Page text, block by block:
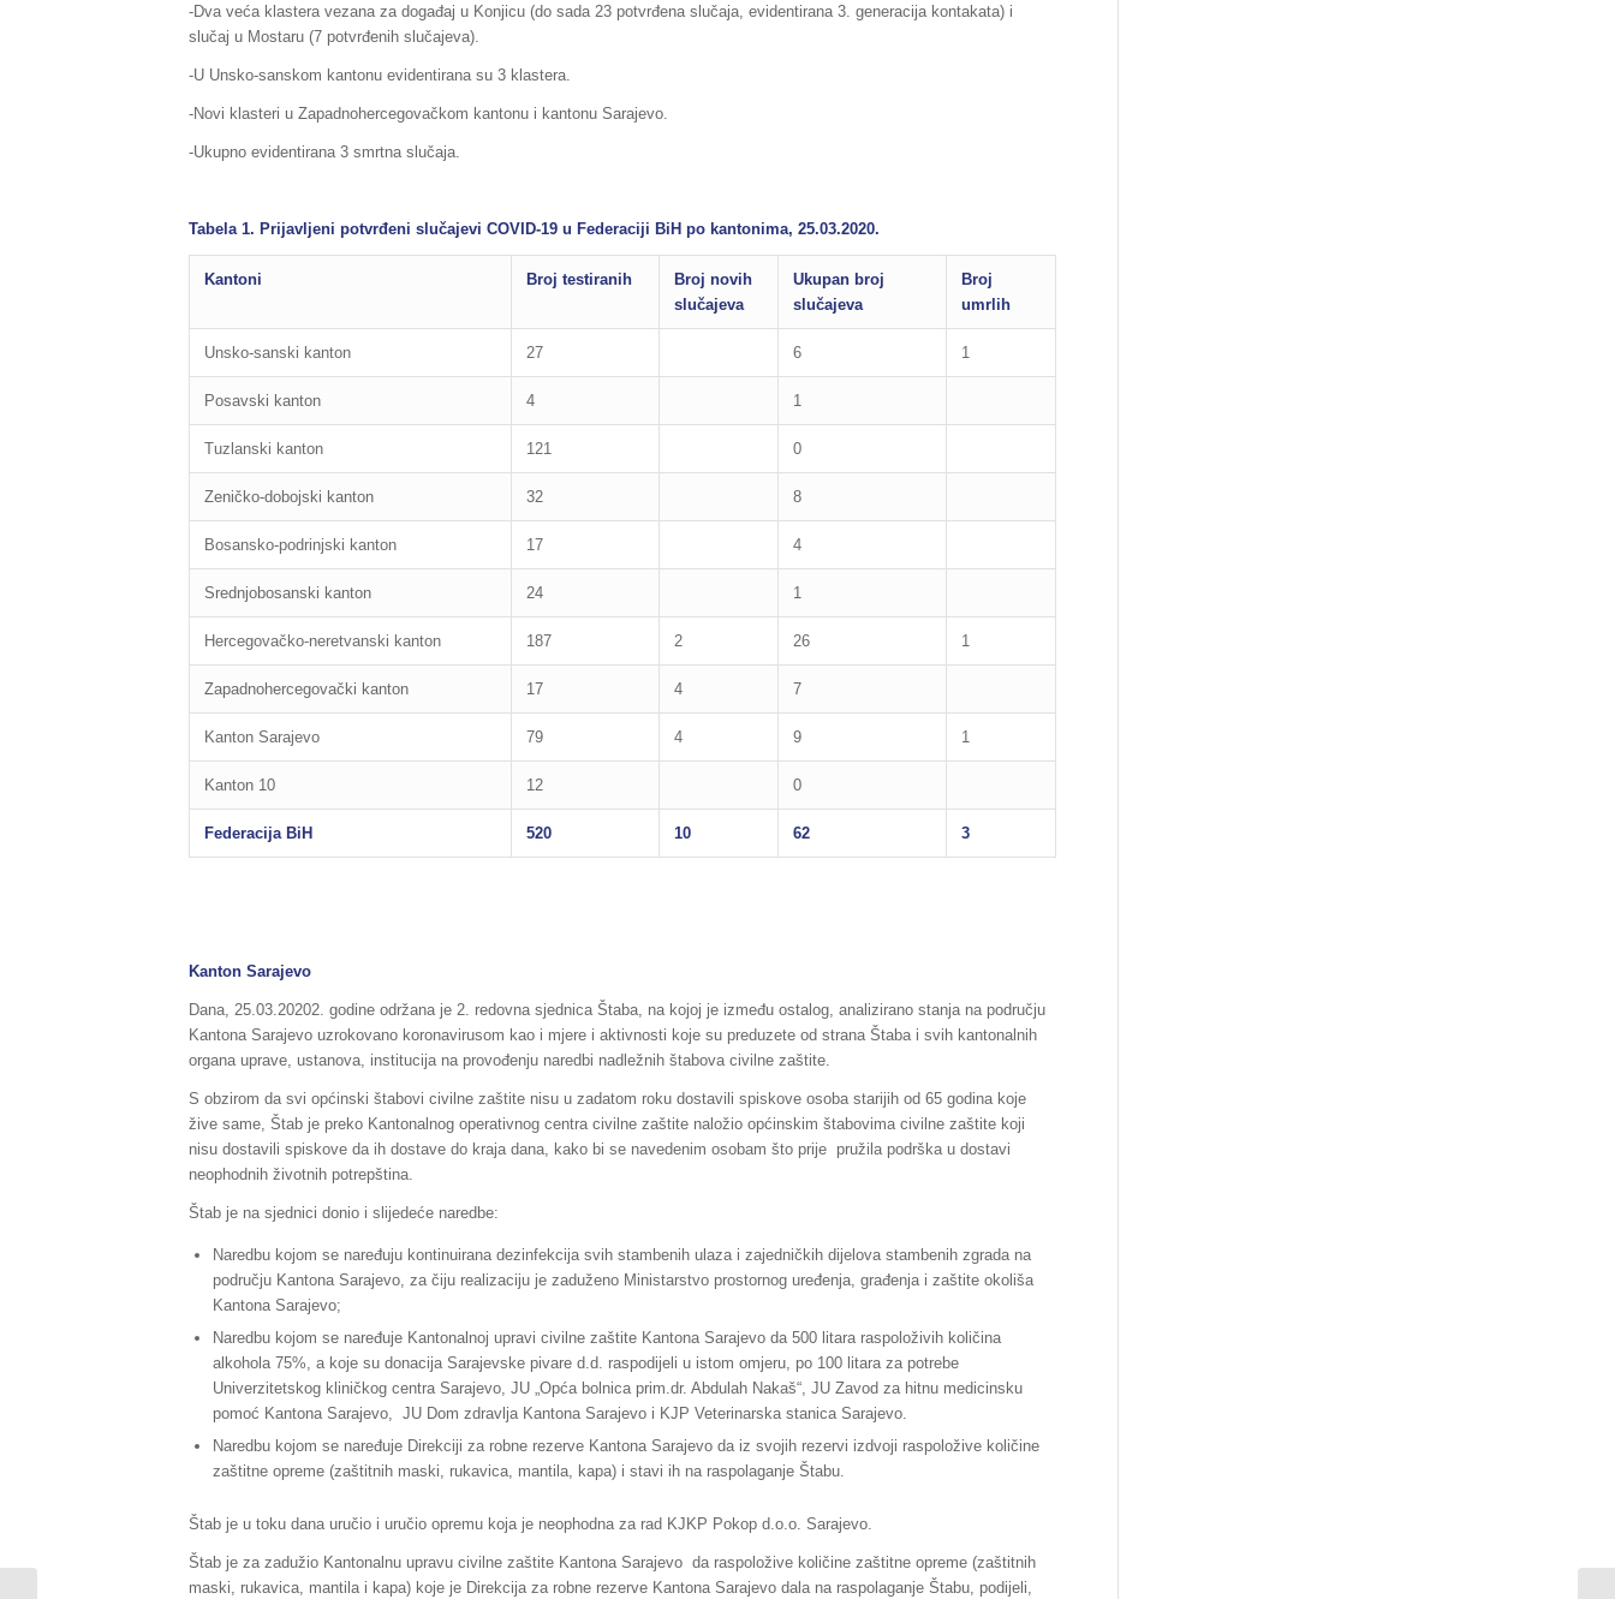
-Dva veća klastera vezana za događaj u Konjicu (do sada 23 potvrđena slučaja, evidentirana 3. generacija kontakata) i
slučaj u Mostaru (7 potvrđenih slučajeva).
-U Unsko-sanskom kantonu evidentirana su 3 klastera.
-Novi klasteri u Zapadnohercegovačkom kantonu i kantonu Sarajevo.
-Ukupno evidentirana 3 smrtna slučaja.
Tabela 1. Prijavljeni potvrđeni slučajevi COVID-19 u Federaciji BiH po kantonima, 25.03.2020.
Kantoni Broj testiranih
Broj novih
slučajeva
Ukupan broj
slučajeva
Broj
umrlih
Unsko-sanski kanton 27 6 1
Posavski kanton 4 1
Tuzlanski kanton 121 0
Zeničko-dobojski kanton 32 8
Bosansko-podrinjski kanton 17 4
Srednjobosanski kanton 24 1
Hercegovačko-neretvanski kanton 187 2 26 1
Zapadnohercegovački kanton 17 4 7
Kanton Sarajevo 79 4 9 1
Kanton 10 12 0
Federacija BiH 520 10 62 3
Kanton Sarajevo
Dana, 25.03.20202. godine održana je 2. redovna sjednica Štaba, na kojoj je između ostalog, analizirano stanja na području
Kantona Sarajevo uzrokovano koronavirusom kao i mjere i aktivnosti koje su preduzete od strana Štaba i svih kantonalnih
organa uprave, ustanova, institucija na provođenju naredbi nadležnih štabova civilne zaštite.
S obzirom da svi općinski štabovi civilne zaštite nisu u zadatom roku dostavili spiskove osoba starijih od 65 godina koje
žive same, Štab je preko Kantonalnog operativnog centra civilne zaštite naložio općinskim štabovima civilne zaštite koji
nisu dostavili spiskove da ih dostave do kraja dana, kako bi se navedenim osobam što prije pružila podrška u dostavi
neophodnih životnih potrepština.
Štab je na sjednici donio i slijedeće naredbe:
Naredbu kojom se naređuju kontinuirana dezinfekcija svih stambenih ulaza i zajedničkih dijelova stambenih zgrada na
području Kantona Sarajevo, za čiju realizaciju je zaduženo Ministarstvo prostornog uređenja, građenja i zaštite okoliša
Kantona Sarajevo;
Naredbu kojom se naređuje Kantonalnoj upravi civilne zaštite Kantona Sarajevo da 500 litara raspoloživih količina
alkohola 75%, a koje su donacija Sarajevske pivare d.d. raspodijeli u istom omjeru, po 100 litara za potrebe
Univerzitetskog kliničkog centra Sarajevo, JU „Opća bolnica prim.dr. Abdulah Nakaš“, JU Zavod za hitnu medicinsku
pomoć Kantona Sarajevo, JU Dom zdravlja Kantona Sarajevo i KJP Veterinarska stanica Sarajevo.
Naredbu kojom se naređuje Direkciji za robne rezerve Kantona Sarajevo da iz svojih rezervi izdvoji raspoložive količine
zaštitne opreme (zaštitnih maski, rukavica, mantila, kapa) i stavi ih na raspolaganje Štabu.
Štab je u toku dana uručio i uručio opremu koja je neophodna za rad KJKP Pokop d.o.o. Sarajevo.
Štab je za zadužio Kantonalnu upravu civilne zaštite Kantona Sarajevo da raspoložive količine zaštitne opreme (zaštitnih
maski, rukavica, mantila i kapa) koje je Direkcija za robne rezerve Kantona Sarajevo dala na raspolaganje Štabu, podijeli,